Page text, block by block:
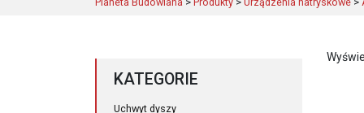
KATEGORIE
Uchwyt dyszy